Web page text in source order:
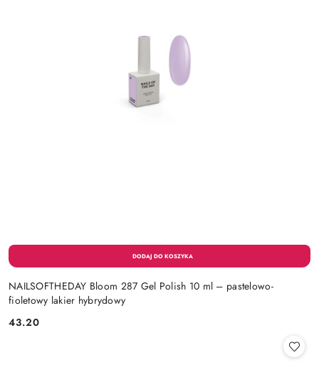
NAILSOFTHEDAY Bloom 287 Gel Polish 10 ml – pastelowo-
fioletowy lakier hybrydowy
Cena:
43.20